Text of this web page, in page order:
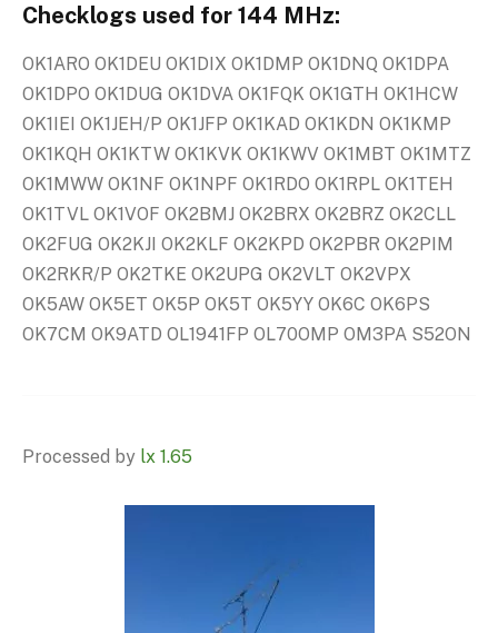
Checklogs used for 144 MHz:
OK1ARO OK1DEU OK1DIX OK1DMP OK1DNQ OK1DPA
OK1DPO OK1DUG OK1DVA OK1FQK OK1GTH OK1HCW
OK1IEI OK1JEH/P OK1JFP OK1KAD OK1KDN OK1KMP
OK1KQH OK1KTW OK1KVK OK1KWV OK1MBT OK1MTZ
OK1MWW OK1NF OK1NPF OK1RDO OK1RPL OK1TEH
OK1TVL OK1VOF OK2BMJ OK2BRX OK2BRZ OK2CLL
OK2FUG OK2KJI OK2KLF OK2KPD OK2PBR OK2PIM
OK2RKR/P OK2TKE OK2UPG OK2VLT OK2VPX
OK5AW OK5ET OK5P OK5T OK5YY OK6C OK6PS
OK7CM OK9ATD OL1941FP OL70OMP OM3PA S52ON
Processed by lx 1.65